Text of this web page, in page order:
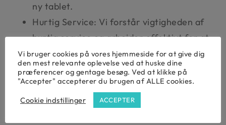
ny tablet.
Hurtig Service: Vi forstår vigtigheden af
hurtig service og arbejder effektivt for at
minimere ventetiden, så du hurtigt kan få
din iPad 6 tilbage.
Kvalitetskomponenter: Vi anvender kun
dele af høj kvalitet i vores reparationer for
Vi bruger cookies på vores hjemmeside for at give dig
den mest relevante oplevelse ved at huske dine
præferencer og gentage besøg. Ved at klikke på
"Accepter" accepterer du brugen af ALLE cookies.
Cookie indstillinger
ACCEPTER